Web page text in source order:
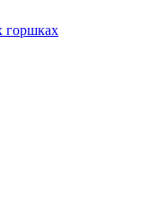
горшках